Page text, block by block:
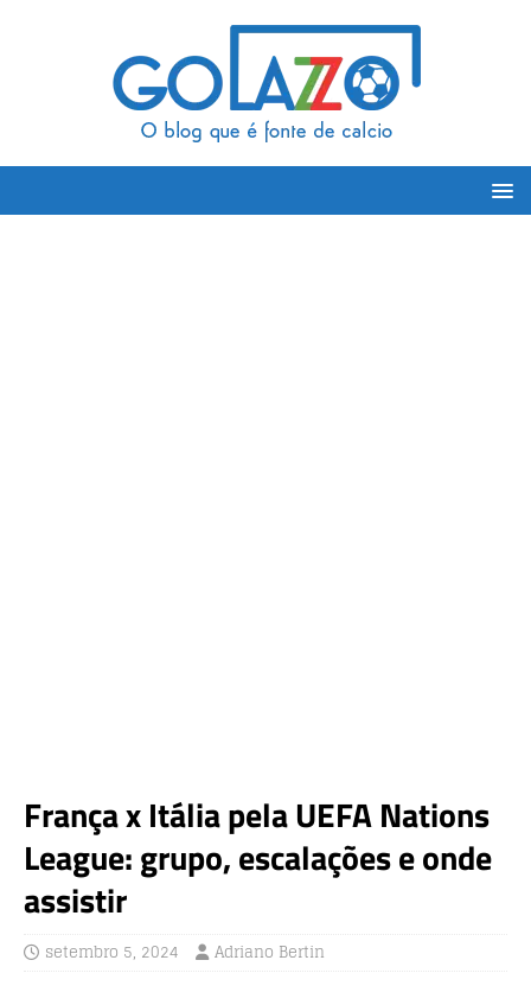
França x Itália pela UEFA Nations
League: grupo, escalações e onde
assistir
setembro 5, 2024 Adriano Bertin